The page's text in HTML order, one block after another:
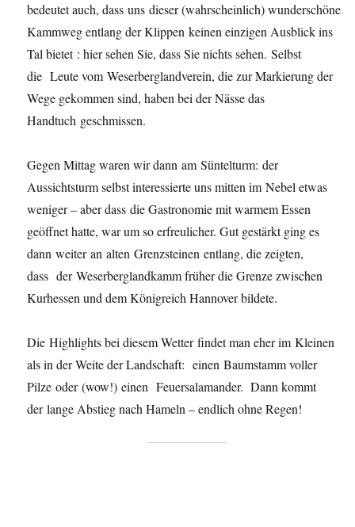
bedeutet auch, dass uns dieser (wahrscheinlich) wunderschöne
Kammweg entlang der Klippen keinen einzigen Ausblick ins
Tal bietet : hier sehen Sie, dass Sie nichts sehen. Selbst
die Leute vom Weserberglandverein, die zur Markierung der
Wege gekommen sind, haben bei der Nässe das
Handtuch geschmissen.
Gegen Mittag waren wir dann am Süntelturm: der
Aussichtsturm selbst interessierte uns mitten im Nebel etwas
weniger – aber dass die Gastronomie mit warmem Essen
geöffnet hatte, war um so erfreulicher. Gut gestärkt ging es
dann weiter an alten Grenzsteinen entlang, die zeigten,
dass der Weserberglandkamm früher die Grenze zwischen
Kurhessen und dem Königreich Hannover bildete.
Die Highlights bei diesem Wetter findet man eher im Kleinen
als in der Weite der Landschaft: einen Baumstamm voller
Pilze oder (wow!) einen Feuersalamander. Dann kommt
der lange Abstieg nach Hameln – endlich ohne Regen!